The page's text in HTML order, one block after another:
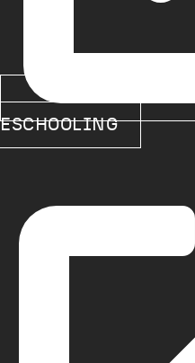
ESCHOOLING